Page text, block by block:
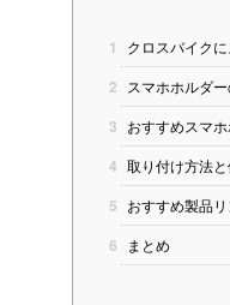
1 クロスバイク
2 スマホホルダ
3 おすすめスマ
4 取り付け方法
5 おすすめ製品リ
6 まとめ